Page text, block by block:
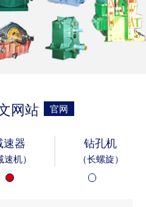
网站 官网
速器
速机）
钻孔机
（长螺旋）